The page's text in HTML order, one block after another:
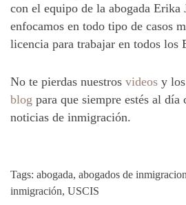
con el equipo de la abogada Erika
enfocamos en todo tipo de casos
licencia para trabajar en todos los
No te pierdas nuestros videos y
blog para que siempre estés al
noticias de inmigración.
Tags: abogada, abogados de inmigracion
inmigración, USCIS